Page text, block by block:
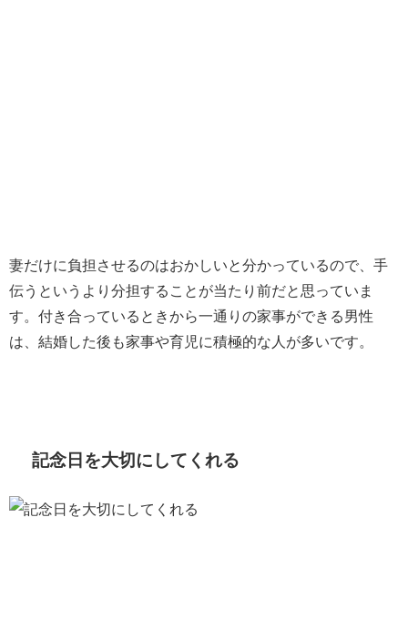
妻だけに負担させるのはおかしいと分かっているので、手
伝うというより分担することが当たり前だと思っていま
す。付き合っているときから一通りの家事ができる男性
は、結婚した後も家事や育児に積極的な人が多いです。
記念日を大切にしてくれる